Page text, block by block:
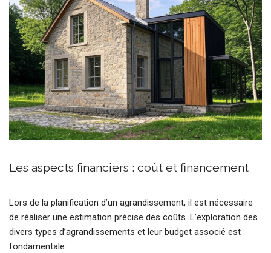
Les aspects financiers : coût et financement
Lors de la planification d’un agrandissement, il est nécessaire
de réaliser une estimation précise des coûts. L’exploration des
divers types d’agrandissements et leur budget associé est
fondamentale.